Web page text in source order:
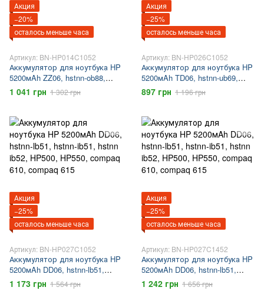
Акция
−20%
осталось меньше часа
Артикул: BN-HP014C1052
Аккумулятор для ноутбука HP
5200мAh ZZ06, hstnn-ob88,
hstnn-ib88, probook 4510s,
probook 4515s, probook 4710s,
1 041 грн 1 302 грн
Акция
−25%
осталось меньше часа
Артикул: BN-HP026C1052
Аккумулятор для ноутбука HP
5200мAh TD06, hstnn-ub69,
hstnn-ib69, hstnn cb69, elitebook
8440p, elitebook 6930p, probook
897 грн 1 196 грн
Акция
−25%
осталось меньше часа
Артикул: BN-HP027C1052
Аккумулятор для ноутбука HP
5200мAh DD06, hstnn-lb51,
hstnn-ib51, hstnn ib52, HP500,
HP550, compaq 610, compaq
1 173 грн 1 564 грн
Акция
−25%
осталось меньше часа
Артикул: BN-HP027C1452
Аккумулятор для ноутбука HP
5200мAh DD06, hstnn-lb51,
hstnn-ib51, hstnn ib52, HP500,
HP550, compaq 610, compaq
1 242 грн 1 656 грн